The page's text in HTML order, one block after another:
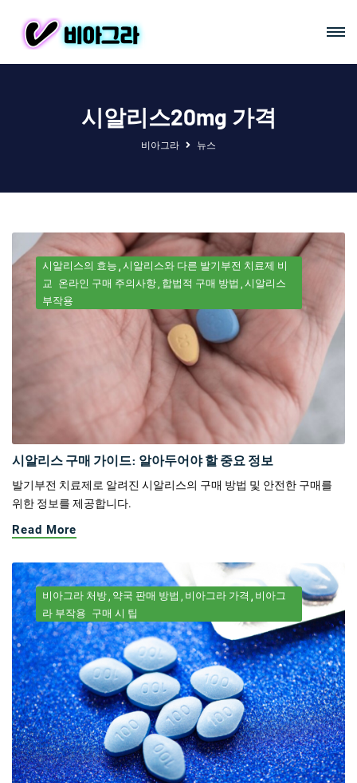
시알리스20mg 가격
비아그라 뉴스
시알리스의 효능 시알리스와 다른 발기부전 치료제 비
교 온라인 구매 주의사항 합법적 구매 방법 시알리스
부작용
시알리스 구매 가이드: 알아두어야 할 중요 정보
발기부전 치료제로 알려진 시알리스의 구매 방법 및 안전한 구매를
위한 정보를 제공합니다.
Read More
비아그라 처방 약국 판매 방법 비아그라 가격
비아그
라 부작용 구매 시 팁